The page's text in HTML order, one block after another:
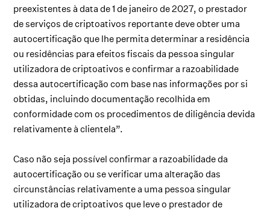
preexistentes à data de 1 de janeiro de 2027, o prestador
de serviços de criptoativos reportante deve obter uma
autocertificação que lhe permita determinar a residência
ou residências para efeitos fiscais da pessoa singular
utilizadora de criptoativos e confirmar a razoabilidade
dessa autocertificação com base nas informações por si
obtidas, incluindo documentação recolhida em
conformidade com os procedimentos de diligência devida
relativamente à clientela”.
Caso não seja possível confirmar a razoabilidade da
autocertificação ou se verificar uma alteração das
circunstâncias relativamente a uma pessoa singular
utilizadora de criptoativos que leve o prestador de